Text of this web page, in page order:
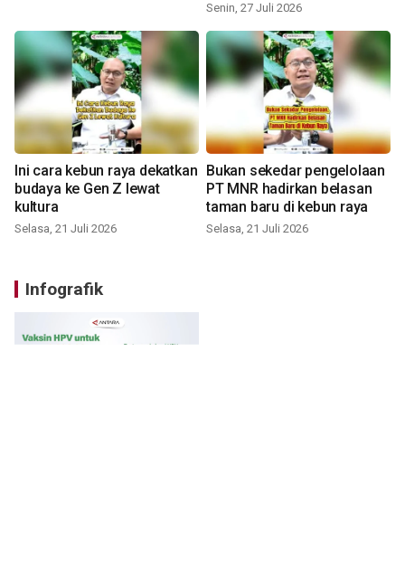
Senin, 27 Juli 2026
Ini cara kebun raya dekatkan
budaya ke Gen Z lewat
kultura
Selasa, 21 Juli 2026
Bukan sekedar pengelolaan
PT MNR hadirkan belasan
taman baru di kebun raya
Selasa, 21 Juli 2026
Infografik